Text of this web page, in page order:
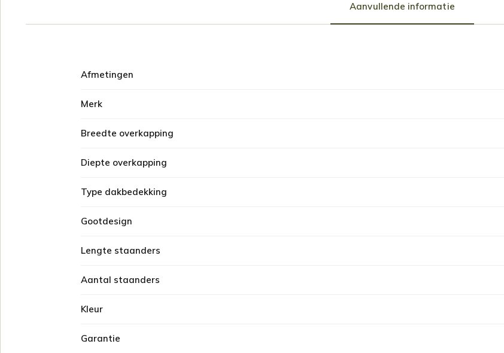
Aanvullende informatie
Afmetingen
Merk
Breedte overkapping
Diepte overkapping
Type dakbedekking
Gootdesign
Lengte staanders
Aantal staanders
Kleur
Garantie